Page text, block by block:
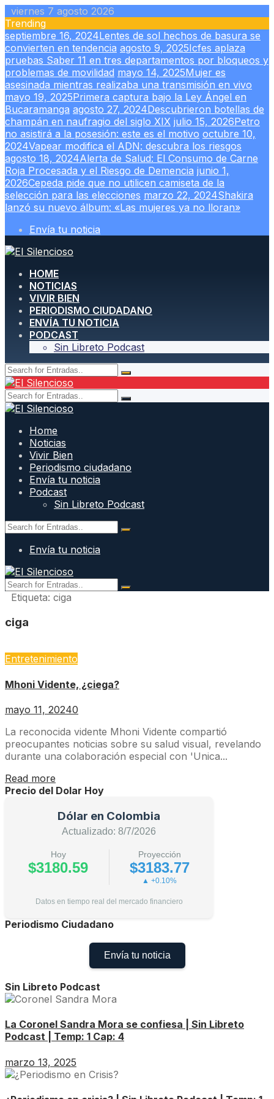
Skip
to
content
viernes 7 agosto 2026
Trending
septiembre 16, 2024Lentes de sol hechos de basura se
convierten en tendencia agosto 9, 2025Icfes aplaza
pruebas Saber 11 en tres departamentos por bloqueos y
problemas de movilidad mayo 14, 2025Mujer es
asesinada mientras realizaba una transmisión en vivo
mayo 19, 2025Primera captura bajo la Ley Ángel en
Bucaramanga agosto 27, 2024Descubrieron botellas de
champán en naufragio del siglo XIX julio 15, 2026Petro
no asistirá a la posesión: este es el motivo octubre 10,
2024Vapear modifica el ADN: descubra los riesgos
agosto 18, 2024Alerta de Salud: El Consumo de Carne
Roja Procesada y el Riesgo de Demencia junio 1,
2026Cepeda pide que no utilicen camiseta de la
selección para las elecciones marzo 22, 2024Shakira
lanzó su nuevo álbum: «Las mujeres ya no lloran»
Envía tu noticia
HOME
NOTICIAS
VIVIR BIEN
PERIODISMO CIUDADANO
ENVÍA TU NOTICIA
PODCAST
Sin Libreto Podcast
Home
Noticias
Vivir Bien
Periodismo ciudadano
Envía tu noticia
Podcast
Sin Libreto Podcast
Envía tu noticia
Etiqueta: ciga
ciga
Entretenimiento
Mhoni Vidente, ¿ciega?
mayo 11, 20240
La reconocida vidente Mhoni Vidente compartió
preocupantes noticias sobre su salud visual, revelando
durante una colaboración especial con 'Unica...
Read more
Precio del Dolar Hoy
Dólar en Colombia
Actualizado: 8/7/2026
Hoy
$3180.59
Proyección
$3183.77
▲ +0.10%
Datos en tiempo real del mercado financiero
Periodismo Ciudadano
Envía tu noticia
Sin Libreto Podcast
La Coronel Sandra Mora se confiesa | Sin Libreto
Podcast | Temp: 1 Cap: 4
marzo 13, 2025